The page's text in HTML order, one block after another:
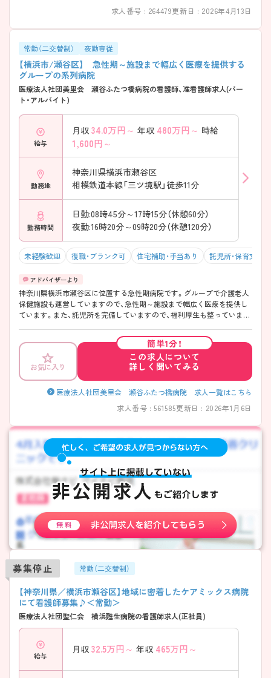
求人番号 : 264479更新日 : 2026年4月13日
常勤（二交替制） 夜勤専従
【横浜市/瀬谷区】 急性期～施設まで幅広く医療を提供する
グループの系列病院
医療法人社団美里会 瀬谷ふたつ橋病院の看護師、准看護師求人(パー
ト・アルバイト)
給与
月収 34.0万円～ 年収 480万円～ 時給
1,600円～
勤務地
神奈川県横浜市瀬谷区
相模鉄道本線「三ツ境駅」徒歩11分
勤務時間
日勤:08時45分～17時15分（休憩60分）
夜勤:16時20分～09時20分（休憩120分）
未経験歓迎 復職・ブランク可 住宅補助・手当あり 託児所・保育支援
神奈川県横浜市瀬谷区に位置する急性期病院です。グループで介護老人
保健施設も運営していますので、急性期～施設まで幅広く医療を提供し
ています。また、託児所を完備していますので、福利厚生も整っていま
しますのでお気軽にご相談ください。
お気に入り
簡単1分！
この求人について
詳しく聞いてみる
医療法人社団美里会 瀬谷ふたつ橋病院 求人一覧はこちら
求人番号 : 561585更新日 : 2026年1月6日
募集停止 常勤（二交替制）
【神奈川県／横浜市瀬谷区】地域に密着したケアミックス病院
にて看護師募集♪＜常勤＞
医療法人社団聖仁会 横浜甦生病院の看護師求人(正社員)
給与
月収 32.5万円～ 年収 465万円～